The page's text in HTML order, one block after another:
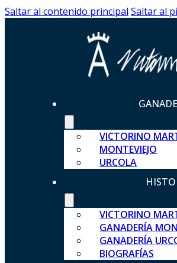
Saltar al contenido principal Saltar al
VICTORINO
MONTEVIEJO
URCOLA
VICTORINO
GANADERÍA
GANADERÍA
BIOGRAFÍAS